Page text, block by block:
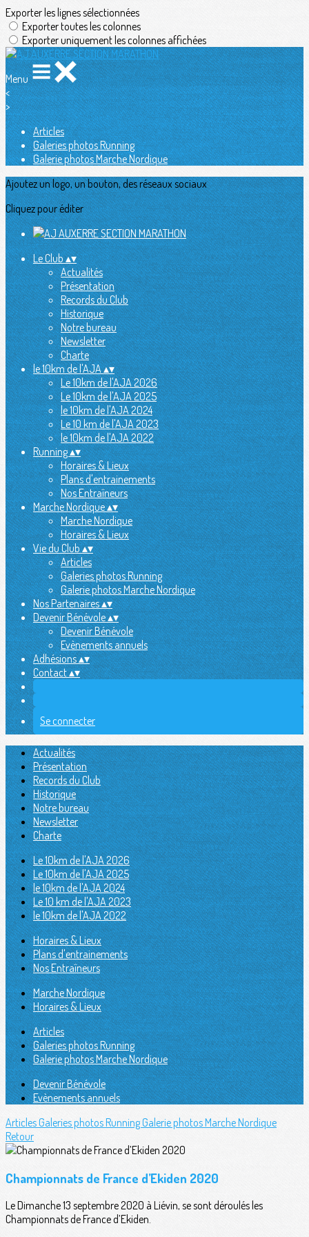
Exporter les lignes sélectionnées
Exporter toutes les colonnes
Exporter uniquement les colonnes affichées
Menu
<
>
Articles
Galeries photos Running
Galerie photos Marche Nordique
Ajoutez un logo, un bouton, des réseaux sociaux
Cliquez pour éditer
Le Club▴▾
Actualités
Présentation
Records du Club
Historique
Notre bureau
Newsletter
Charte
le 10km de l'AJA▴▾
Le 10km de l'AJA 2026
Le 10km de l'AJA 2025
le 10km de l'AJA 2024
Le 10 km de l'AJA 2023
le 10km de l'AJA 2022
Running▴▾
Horaires & Lieux
Plans d'entrainements
Nos Entraîneurs
Marche Nordique▴▾
Marche Nordique
Horaires & Lieux
Vie du Club▴▾
Articles
Galeries photos Running
Galerie photos Marche Nordique
Nos Partenaires▴▾
Devenir Bénévole▴▾
Devenir Bénévole
Evènements annuels
Adhésions▴▾
Contact▴▾
Se connecter
Actualités
Présentation
Records du Club
Historique
Notre bureau
Newsletter
Charte
Le 10km de l'AJA 2026
Le 10km de l'AJA 2025
le 10km de l'AJA 2024
Le 10 km de l'AJA 2023
le 10km de l'AJA 2022
Horaires & Lieux
Plans d'entrainements
Nos Entraîneurs
Marche Nordique
Horaires & Lieux
Articles
Galeries photos Running
Galerie photos Marche Nordique
Devenir Bénévole
Evènements annuels
ArticlesGaleries photos RunningGalerie photos Marche Nordique
Retour
Championnats de France d’Ekiden 2020
Le Dimanche 13 septembre 2020 à Liévin, se sont déroulés les
Championnats de France d’Ekiden.